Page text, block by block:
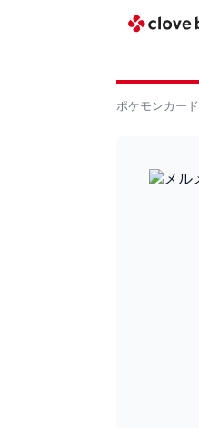
ポケモンカード